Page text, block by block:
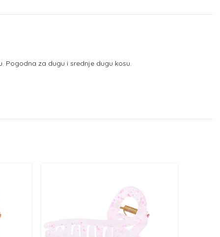
Pogodna za dugu i srednje dugu kosu.